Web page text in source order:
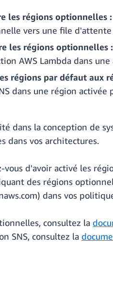
les régions optionnelles :
vers une file
les régions optionnelles :
AWS Lambda dans
régions par défaut aux
dans une région
dans la conception de
dans vos architectures.
d'avoir activé les
des régions
dans vos
consultez la
SNS, consultez la